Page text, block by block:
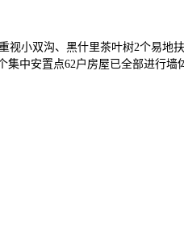
视小双沟、黑什里茶叶树2个易
中安置点62户房屋已全部进行